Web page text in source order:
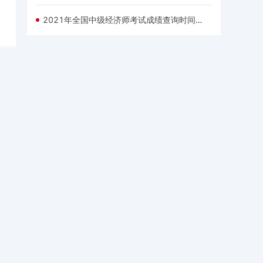
2021年全国中级经济师考试成绩查询时间及查询入口一览表